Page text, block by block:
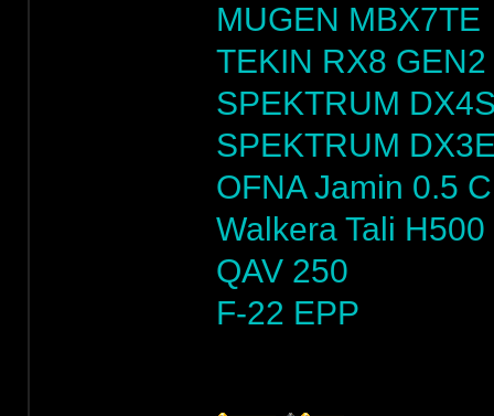
MUGEN MBX7TE
TEKIN RX8
SPEKTRUM
SPEKTRUM
OFNA Jamin 0.5
Walkera Tali H500
QAV 250
F-22 EPP